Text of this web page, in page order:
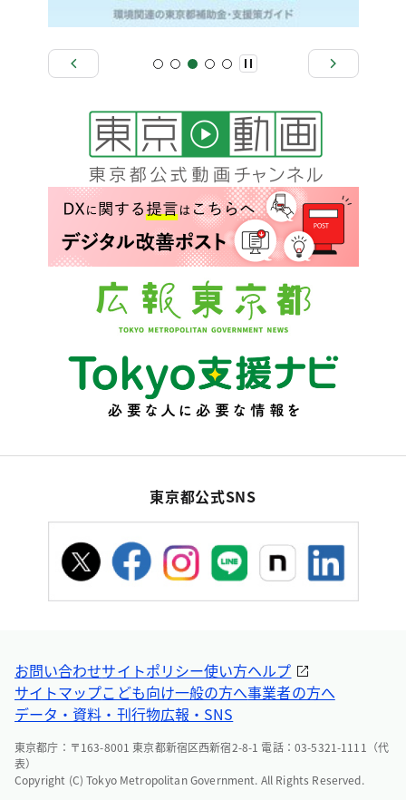
東京都公式SNS
お問い合わせサイトポリシー使い方ヘルプ
サイトマップこども向け一般の方へ事業者の方へ
データ・資料・刊行物広報・SNS
東京都庁：〒163-8001 東京都新宿区西新宿2-8-1 電話：03-5321-1111（代
表）
Copyright (C) Tokyo Metropolitan Government. All Rights Reserved.